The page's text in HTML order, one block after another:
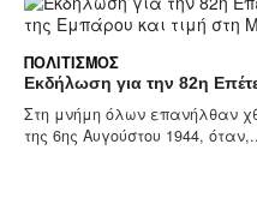
ΠΟΛΙΤΙΣΜΌΣ
Εκδήλωση για την 82η
Στη μνήμη όλων επανήλθαν
της 6ης Αυγούστου 1944,